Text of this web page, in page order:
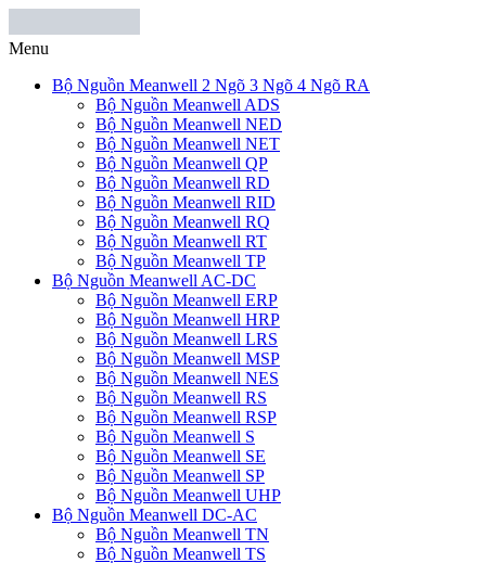
Menu
Bộ Nguồn Meanwell 2 Ngõ 3 Ngõ 4 Ngõ RA
Bộ Nguồn Meanwell ADS
Bộ Nguồn Meanwell NED
Bộ Nguồn Meanwell NET
Bộ Nguồn Meanwell QP
Bộ Nguồn Meanwell RD
Bộ Nguồn Meanwell RID
Bộ Nguồn Meanwell RQ
Bộ Nguồn Meanwell RT
Bộ Nguồn Meanwell TP
Bộ Nguồn Meanwell AC-DC
Bộ Nguồn Meanwell ERP
Bộ Nguồn Meanwell HRP
Bộ Nguồn Meanwell LRS
Bộ Nguồn Meanwell MSP
Bộ Nguồn Meanwell NES
Bộ Nguồn Meanwell RS
Bộ Nguồn Meanwell RSP
Bộ Nguồn Meanwell S
Bộ Nguồn Meanwell SE
Bộ Nguồn Meanwell SP
Bộ Nguồn Meanwell UHP
Bộ Nguồn Meanwell DC-AC
Bộ Nguồn Meanwell TN
Bộ Nguồn Meanwell TS